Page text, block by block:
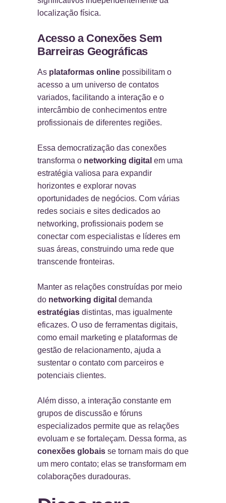
localização física.
Acesso a Conexões Sem
Barreiras Geográficas
As plataformas online possibilitam o
acesso a um universo de contatos
variados, facilitando a interação e o
intercâmbio de conhecimentos entre
profissionais de diferentes regiões.
Essa democratização das conexões
transforma o networking digital em uma
estratégia valiosa para expandir
horizontes e explorar novas
oportunidades de negócios. Com várias
redes sociais e sites dedicados ao
networking, profissionais podem se
conectar com especialistas e líderes em
suas áreas, construindo uma rede que
transcende fronteiras.
Manter as relações construídas por meio
do networking digital demanda
estratégias distintas, mas igualmente
eficazes. O uso de ferramentas digitais,
como email marketing e plataformas de
gestão de relacionamento, ajuda a
sustentar o contato com parceiros e
potenciais clientes.
Além disso, a interação constante em
grupos de discussão e fóruns
especializados permite que as relações
evoluam e se fortaleçam. Dessa forma, as
conexões globais se tornam mais do que
um mero contato; elas se transformam em
colaborações duradouras.